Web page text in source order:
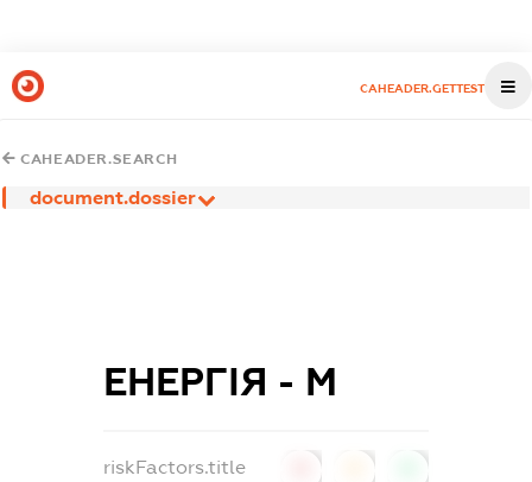
CAHEADER.GETTEST
CAHEADER.SEARCH
document.dossier
ЕНЕРГІЯ - М
riskFactors.title